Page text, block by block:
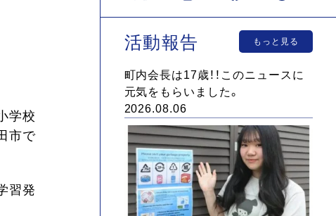
学校
市で
習発
活動報告 もっと見る
町内会長は17歳！！このニュースに
元気をもらいました。
2026.08.06